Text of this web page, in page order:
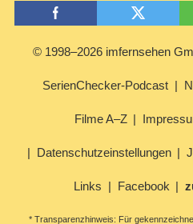
© 1998–2026 imfernsehen
SerienChecker-Podcast
Filme A–Z
Datenschutzeinstellungen
Links Facebook
* Transparenzhinweis: Für